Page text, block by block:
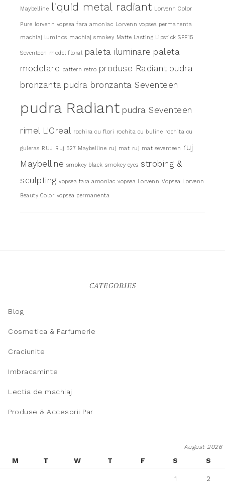
Maybelline liquid metal radiant Lorvenn Color
Pure lorvenn vopsea fara amoniac Lorvenn vopsea permanenta
machiaj luminos machiaj smokey Matte Lasting Lipstick SPF15
Seventeen model floral paleta iluminare paleta
modelare pattern retro produse Radiant pudra
bronzanta pudra bronzanta Seventeen
pudra Radiant pudra Seventeen
rimel L'Oreal rochira cu flori rochita cu buline rochita cu
guleras RUJ Ruj 527 Maybelline ruj mat ruj mat seventeen ruj
Maybelline smokey black smokey eyes strobing &
sculpting vopsea fara amoniac vopsea Lorvenn Vopsea Lorvenn
Beauty Color vopsea permanenta
CATEGORIES
Blog
Cosmetica & Parfumerie
Craciunite
Imbracaminte
Lectia de machiaj
Produse & Accesorii Par
August 2026
M T W T F S S
1 2